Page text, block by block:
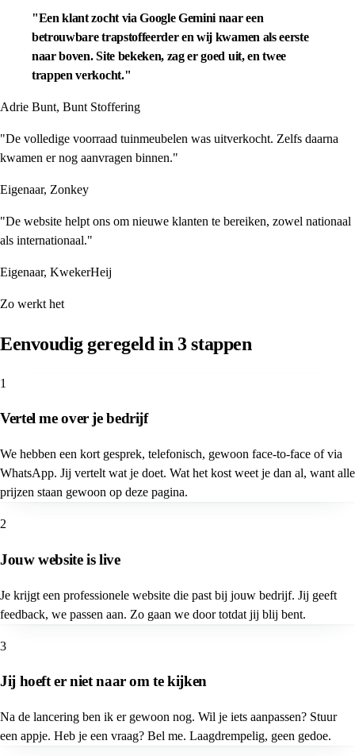
"Een klant zocht via Google Gemini naar een
betrouwbare trapstoffeerder en wij kwamen als eerste
naar boven. Site bekeken, zag er goed uit, en twee
trappen verkocht."
Adrie Bunt, Bunt Stoffering
"De volledige voorraad tuinmeubelen was uitverkocht. Zelfs daarna
kwamen er nog aanvragen binnen."
Eigenaar, Zonkey
"De website helpt ons om nieuwe klanten te bereiken, zowel nationaal
als internationaal."
Eigenaar, KwekerHeij
Zo werkt het
Eenvoudig geregeld in 3 stappen
1
Vertel me over je bedrijf
We hebben een kort gesprek, telefonisch, gewoon face-to-face of via
WhatsApp. Jij vertelt wat je doet. Wat het kost weet je dan al, want alle
prijzen staan gewoon op deze pagina.
2
Jouw website is live
Je krijgt een professionele website die past bij jouw bedrijf. Jij geeft
feedback, we passen aan. Zo gaan we door totdat jij blij bent.
3
Jij hoeft er niet naar om te kijken
Na de lancering ben ik er gewoon nog. Wil je iets aanpassen? Stuur
een appje. Heb je een vraag? Bel me. Laagdrempelig, geen gedoe.